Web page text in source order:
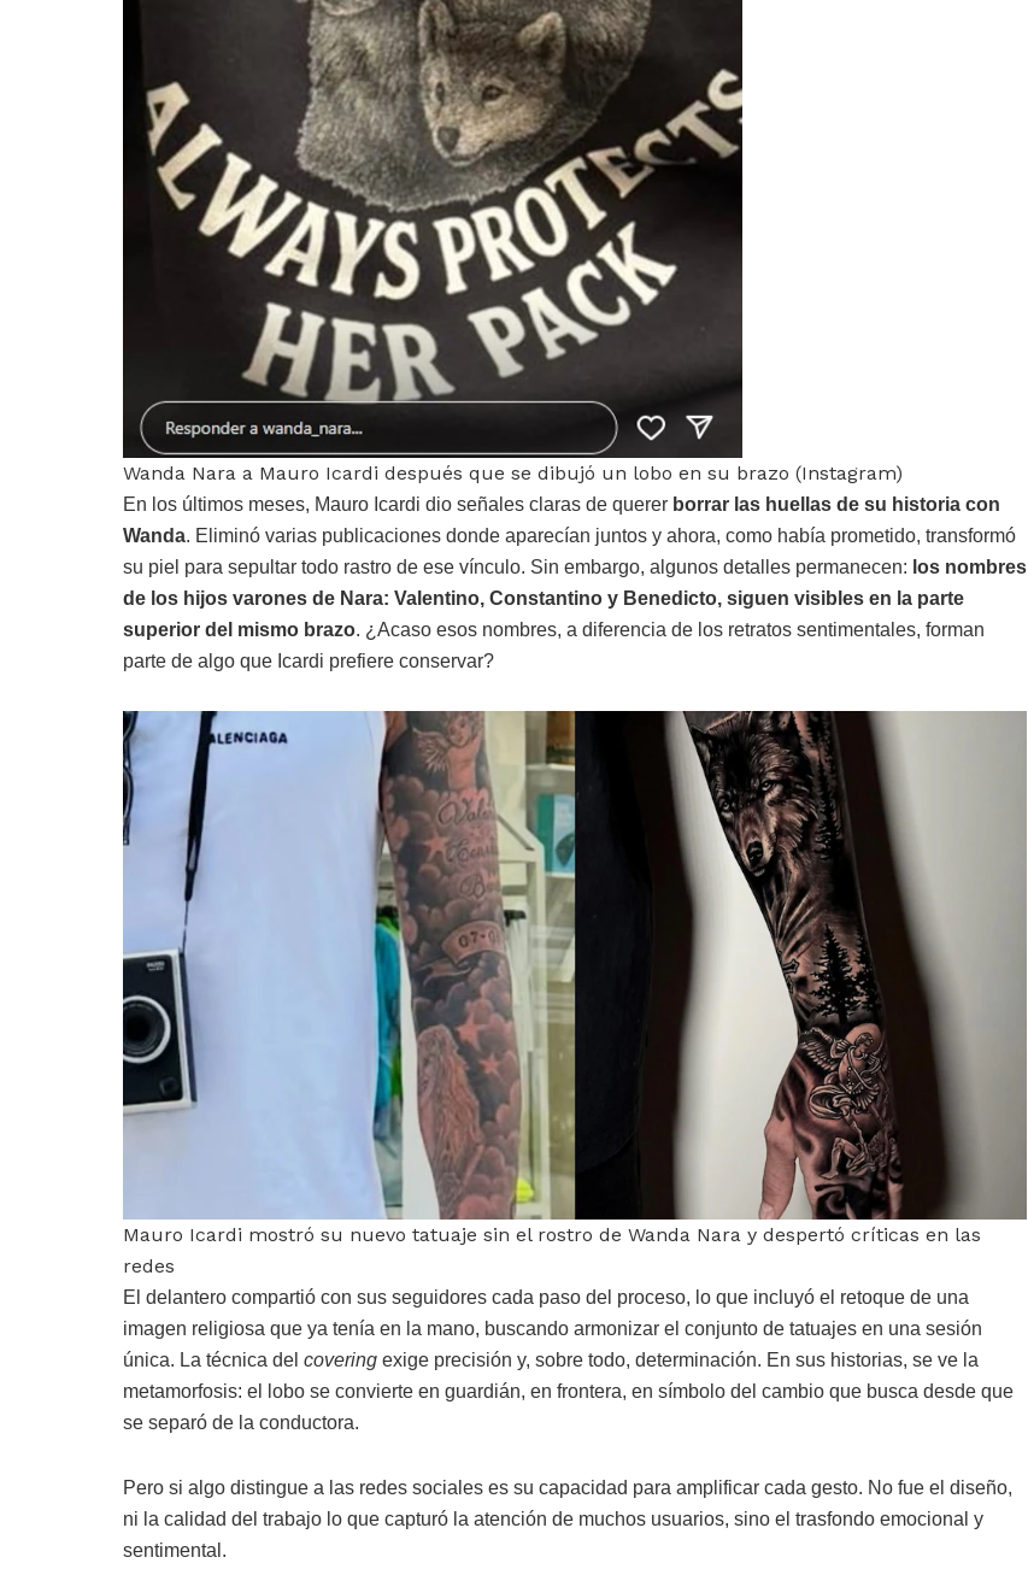
Wanda Nara a Mauro Icardi después que se dibujó un lobo en su brazo (Instagram)
En los últimos meses, Mauro Icardi dio señales claras de querer borrar las huellas de su historia con
Wanda. Eliminó varias publicaciones donde aparecían juntos y ahora, como había prometido, transformó
su piel para sepultar todo rastro de ese vínculo. Sin embargo, algunos detalles permanecen: los nombres
de los hijos varones de Nara: Valentino, Constantino y Benedicto, siguen visibles en la parte
superior del mismo brazo. ¿Acaso esos nombres, a diferencia de los retratos sentimentales, forman
parte de algo que Icardi prefiere conservar?
Mauro Icardi mostró su nuevo tatuaje sin el rostro de Wanda Nara y despertó críticas en las
redes
El delantero compartió con sus seguidores cada paso del proceso, lo que incluyó el retoque de una
imagen religiosa que ya tenía en la mano, buscando armonizar el conjunto de tatuajes en una sesión
única. La técnica del covering exige precisión y, sobre todo, determinación. En sus historias, se ve la
metamorfosis: el lobo se convierte en guardián, en frontera, en símbolo del cambio que busca desde que
se separó de la conductora.
Pero si algo distingue a las redes sociales es su capacidad para amplificar cada gesto. No fue el diseño,
ni la calidad del trabajo lo que capturó la atención de muchos usuarios, sino el trasfondo emocional y
sentimental.